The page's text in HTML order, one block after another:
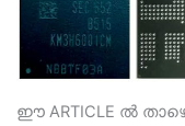
Exam
Support
ഈ ARTICLE ല്‍